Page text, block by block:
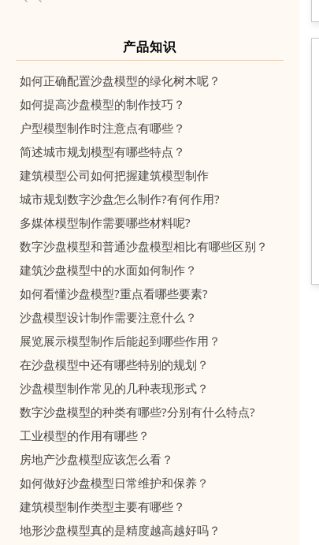
产品知识
如何正确配置沙盘模型的绿化树木呢？
如何提高沙盘模型的制作技巧？
户型模型制作时注意点有哪些？
简述城市规划模型有哪些特点？
建筑模型公司如何把握建筑模型制作
城市规划数字沙盘怎么制作?有何作用?
多媒体模型制作需要哪些材料呢?
数字沙盘模型和普通沙盘模型相比有哪些区别？
建筑沙盘模型中的水面如何制作？
如何看懂沙盘模型?重点看哪些要素?
沙盘模型设计制作需要注意什么？
展览展示模型制作后能起到哪些作用？
在沙盘模型中还有哪些特别的规划？
沙盘模型制作常见的几种表现形式？
数字沙盘模型的种类有哪些?分别有什么特点?
工业模型的作用有哪些？
房地产沙盘模型应该怎么看？
如何做好沙盘模型日常维护和保养？
建筑模型制作类型主要有哪些？
地形沙盘模型真的是精度越高越好吗？